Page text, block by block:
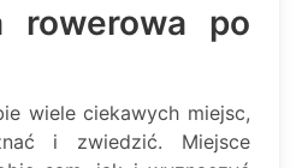
rowerowa po
wiele ciekawych miejsc,
i zwiedzić. Miejsce